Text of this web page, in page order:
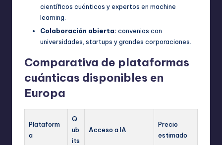
científicos cuánticos y expertos en machine
learning.
Colaboración abierta: convenios con
universidades, startups y grandes corporaciones.
Comparativa de plataformas
cuánticas disponibles en
Europa
Plataform
a
Q
ub
its
Acceso a IA
Precio
estimado